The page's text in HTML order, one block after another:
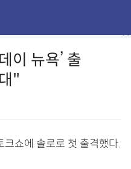
이 뉴욕’ 출
"
쇼에 솔로로 첫 출격했다.